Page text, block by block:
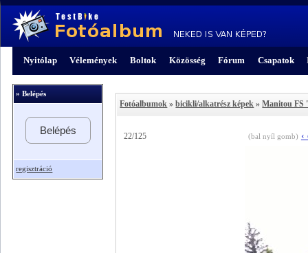
Nyitólap Vélemények Boltok Közösség Fórum Csapatok
» Belépés
Belépés
regisztráció
Fotóalbumok »bicikli/alkatrész képek »Manitou FS
22/125 (bal nyíl gomb) ‹